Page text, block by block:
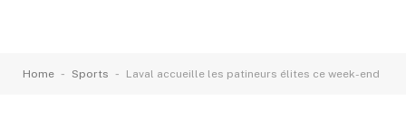
Home - Sports - Laval accueille les patineurs élites ce week-end